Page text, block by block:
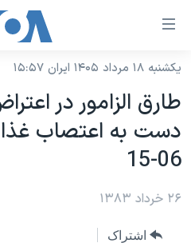
لینکهای
دسترسی
جهش
محتوای
اصلی
به
صفحه
نسخه سبک وب‌سایت
موضوع ها
آمریکا
جهان
برنامه های تلویزیونی
جدول برنامه ها
صفحه‌های ویژه
یکشنبه ۱۸ مرداد ۱۴۰۵ ایران ۱۵:۵۷
طارق الزامور در
06-15
۲۶ خرداد ۱۳۸۳
اشتراک